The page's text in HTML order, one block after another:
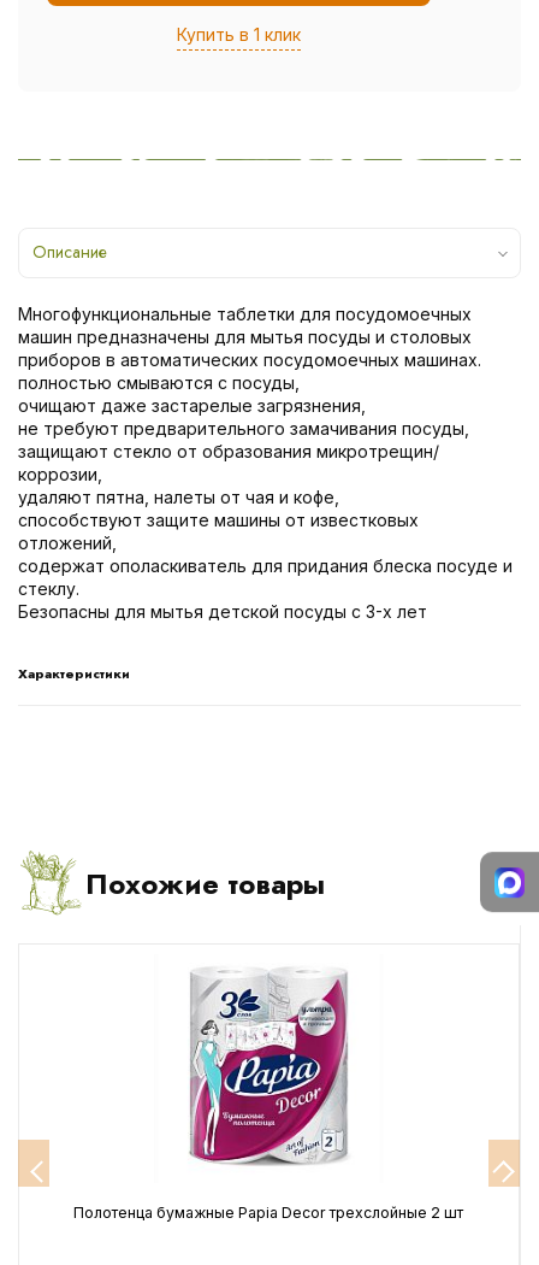
Купить в 1 клик
Описание
Многофункциональные таблетки для посудомоечных
машин предназначены для мытья посуды и столовых
приборов в автоматических посудомоечных машинах.
полностью смываются с посуды,
очищают даже застарелые загрязнения,
не требуют предварительного замачивания посуды,
защищают стекло от образования микротрещин/
коррозии,
удаляют пятна, налеты от чая и кофе,
способствуют защите машины от известковых
отложений,
содержат ополаскиватель для придания блеска посуде и
стеклу.
Безопасны для мытья детской посуды с 3-х лет
Характеристики
Похожие товары
Полотенца бумажные Papia Decor трехслойные 2 шт